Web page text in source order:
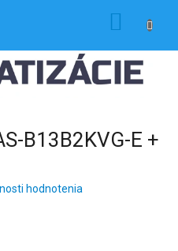
B13B2KVG-E +
hodnotenia